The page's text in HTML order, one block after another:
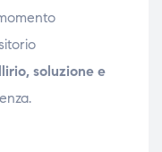
soluzione e